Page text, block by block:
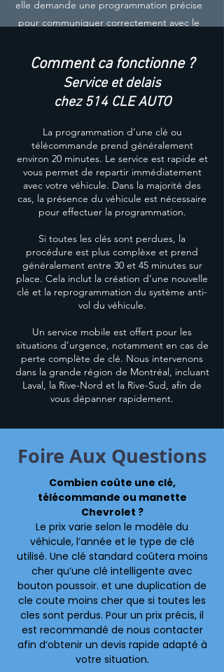
elle demande une programmation précise
pour communiquer correctement avec le
A partir de 160$
Demandez un devis
Prendre Rendez-vous
Comment ca fonctionne ?
Service et delais
chez 514 CLE AUTO
La programmation d’une clé ou
télécommande prend généralement
environ 20 minutes. Le service est rapide et
vous permet de repartir immédiatement
avec votre véhicule. Dans la majorité des
cas, la présence du véhicule est nécessaire
pour effectuer la programmation.
Si toutes les clés sont perdues, la
procédure est plus complèxe et prend
généralement entre 30 et 45 minutes sur
place. Cela inclut la création d’une nouvelle
clé et la reprogrammation du système anti-
vol du véhicule.
Un service mobile est offert pour les
situations d’urgence, notamment en cas de
perte complète de clé. Nous intervenons
dans la grande région de Montréal, incluant
Laval, la Rive-Nord et la Rive-Sud, afin de
vous dépanner rapidement.
Foire Aux Questions
Combien coûte une clé,
télécommande ou manette
Chevrolet ?
Le prix varie selon le modèle du
véhicule, l’année et le type de clé
utilisé. Une clé standard coûtera moins
cher qu’une clé intelligente avec
bouton poussoir. et une duplication de
cle coute moins cher que si toutes les
cles sont perdus. Pour un prix précis, il
est recommandé de nous contacter
afin d’obtenir un devis rapide adapté à
votre situation.